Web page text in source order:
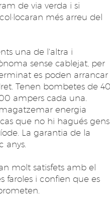
de via verda i si
més arreu del
una de l'altra i
sense cablejat, per
es poden arrancar
Tenen bombetes de
ampers cada una.
energia
que no hi hagués gens
La garantia de la
anys.
molt satisfets amb el
faroles i confien que es